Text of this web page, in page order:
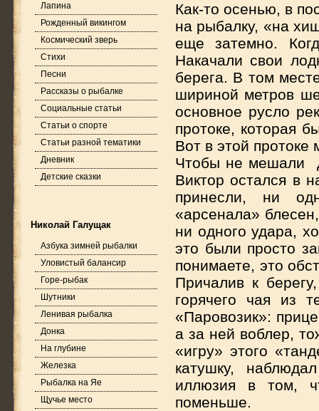
Лапина
Рожденный викингом
Космический зверь
Стихи
Песни
Рассказы о рыбалке
Социальные статьи
Статьи о спорте
Статьи разной тематики
Дневник
Детские сказки
Николай Галущак
Азбука зимней рыбалки
Уловистый балансир
Горе-рыбак
Шутники
Ленивая рыбалка
Донка
На глубине
Железка
Рыбалка на Яе
Щучье место
Как-то осенью, в
на рыбалку, «на
еще затемно.
Накачали свои
берега. В том
шириной метров
основное русло
протоке, которая
Вот в этой
Чтобы не мешали
Виктор остался в
принесли, ни
«арсенала»
ни одного удара,
это были просто
понимаете, это
Причалив к
горячего чая из
«Паровозик»:
а за ней воблер,
«игру» этого
катушку,
иллюзия в том,
поменьше.